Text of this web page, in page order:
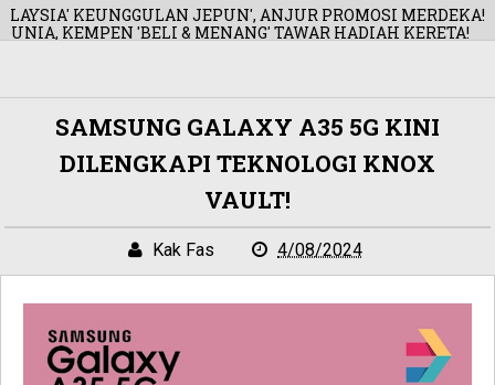
JEPUN', ANJUR PROMOSI MERDEKA! 06/08/
& MENANG' TAWAR HADIAH KERETA!
SAMSUNG GALAXY A35 5G KINI
DILENGKAPI TEKNOLOGI KNOX
VAULT!
Kak Fas 4/08/2024